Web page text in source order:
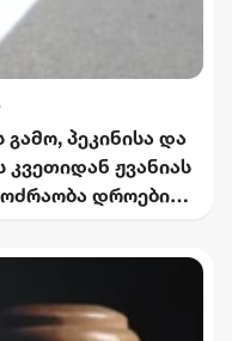
პეკინისა და
კვეთიდან ჟვანიას
დროებით